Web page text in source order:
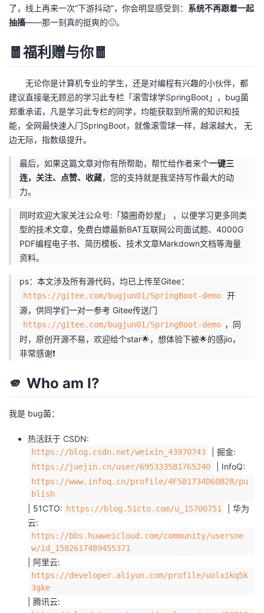
了，线上再来一次“下游抖动”，你会明显感受到： 系统不再跟着一起
抽搐——那一刻真的挺爽的🙂。
🧧福利赠与你🧧
无论你是计算机专业的学生，还是对编程有兴趣的小伙伴，都
建议直接毫无顾忌的学习此专栏「滚雪球学SpringBoot」，bug菌
郑重承诺，凡是学习此专栏的同学，均能获取到所需的知识和技
能，全网最快速入门SpringBoot，就像滚雪球一样，越滚越大， 无
边无际，指数级提升。
最后，如果这篇文章对你有所帮助，帮忙给作者来个一键三
连，关注、点赞、收藏，您的支持就是我坚持写作最大的动
力。
同时欢迎大家关注公众号:「猿圈奇妙屋」 ，以便学习更多同类
型的技术文章，免费白嫖最新BAT互联网公司面试题、4000G
PDF编程电子书、简历模板、技术文章Markdown文档等海量
资料。
ps：本文涉及所有源代码，均已上传至Gitee：
https://gitee.com/bugjun01/SpringBoot-demo
开
源，供同学们一对一参考 Gitee传送门
https://gitee.com/bugjun01/SpringBoot-demo ，同
时，原创开源不易，欢迎给个star🌟，想体验下被🌟的感jio，
非常感谢❗
🫵 Who am I?
我是 bug菌：
热活跃于 CSDN:
https://blog.csdn.net/weixin_43970743 | 掘金:
https://juejin.cn/user/695333581765240 | InfoQ:
https://www.infoq.cn/profile/4F581734D60B28/pu
blish
| 51CTO: https://blog.51cto.com/u_15700751
| 华为
云:
https://bbs.huaweicloud.com/community/usersne
w/id_1582617489455371
| 阿里云:
https://developer.aliyun.com/profile/uolxikq5k
3gke
| 腾讯云: